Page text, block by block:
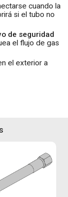
cuando la
si el tubo no
de seguridad
el flujo de gas
el exterior a